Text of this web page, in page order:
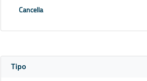
Cancella
Tipo